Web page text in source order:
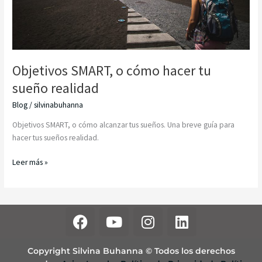
Objetivos SMART, o cómo hacer tu
sueño realidad
Blog/silvinabuhanna
Objetivos SMART, o cómo alcanzar tus sueños. Una breve guía para
hacer tus sueños realidad.
Leer más »
F
a
c
e
Y
o
u
t
I
n
s
t
L
i
n
k
Copyright Silvina Buhanna © Todos los derechos